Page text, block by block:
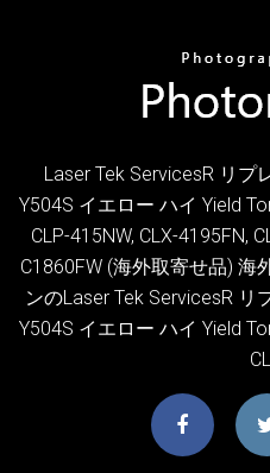
Laser Tek ServicesR リプ
Y504S イエロー ハイ Yield
CLP-415NW, CLX-4195FN,
C1860FW (海外取寄せ品) 海
ンのLaser Tek ServicesR リ
Y504S イエロー ハイ Yield